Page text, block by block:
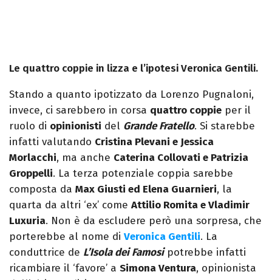
Le quattro coppie in lizza e l’ipotesi Veronica Gentili.
Stando a quanto ipotizzato da Lorenzo Pugnaloni,
invece, ci sarebbero in corsa quattro coppie per il
ruolo di opinionisti del Grande Fratello. Si starebbe
infatti valutando Cristina Plevani e Jessica
Morlacchi, ma anche Caterina Collovati e Patrizia
Groppelli. La terza potenziale coppia sarebbe
composta da Max Giusti ed Elena Guarnieri, la
quarta da altri ‘ex’ come Attilio Romita e Vladimir
Luxuria. Non è da escludere però una sorpresa, che
porterebbe al nome di Veronica Gentili. La
conduttrice de L’Isola dei Famosipotrebbe infatti
ricambiare il ‘favore’ a Simona Ventura, opinionista